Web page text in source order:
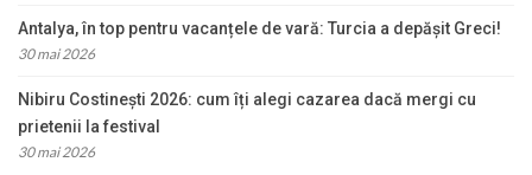
Antalya, în top pentru vacanțele de vară: Turcia a depășit Greci!
30 mai 2026
Nibiru Costinești 2026: cum îți alegi cazarea dacă mergi cu
prietenii la festival
30 mai 2026